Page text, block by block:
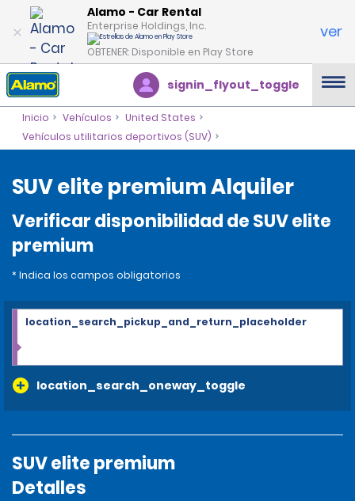
Alamo - Car Rental
Enterprise Holdings, Inc.
OBTENER: Disponible en Play Store
ver
signin_flyout_toggle
Inicio Vehículos
United States
Vehículos utilitarios deportivos (SUV)
SUV elite premium Alquiler
Verificar disponibilidad de SUV elite
premium
* Indica los campos obligatorios
location_search_oneway_toggle
location_search_pickup_and_return_placeholder
SUV elite premium
Detalles